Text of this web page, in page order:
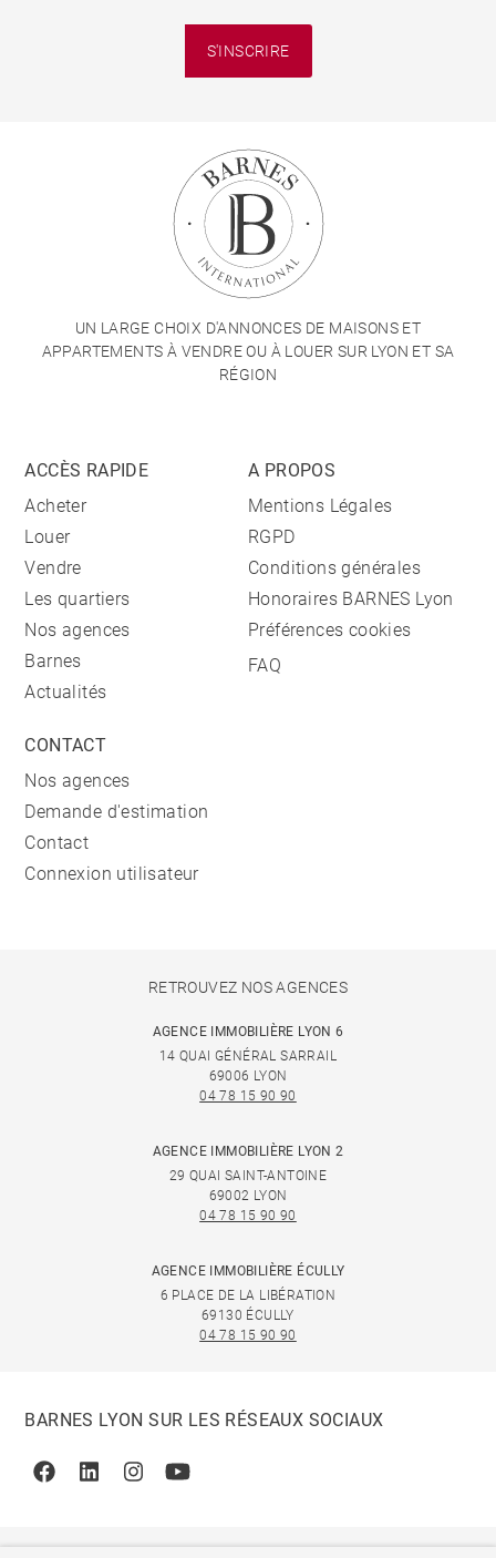
S'INSCRIRE
UN LARGE CHOIX D'ANNONCES DE MAISONS ET
APPARTEMENTS À VENDRE OU À LOUER SUR LYON ET SA
RÉGION
ACCÈS RAPIDE
Acheter
Louer
Vendre
Les quartiers
Nos agences
Barnes
Actualités
A PROPOS
Mentions Légales
RGPD
Conditions générales
Honoraires BARNES Lyon
Préférences cookies
FAQ
CONTACT
Nos agences
Demande d'estimation
Contact
Connexion utilisateur
RETROUVEZ NOS AGENCES
AGENCE IMMOBILIÈRE LYON 6
14 QUAI GÉNÉRAL SARRAIL
69006 LYON
04 78 15 90 90
AGENCE IMMOBILIÈRE LYON 2
29 QUAI SAINT-ANTOINE
69002 LYON
04 78 15 90 90
AGENCE IMMOBILIÈRE ÉCULLY
6 PLACE DE LA LIBÉRATION
69130 ÉCULLY
04 78 15 90 90
BARNES LYON SUR LES RÉSEAUX SOCIAUX
FacebookLinkedinInstagramYoutube